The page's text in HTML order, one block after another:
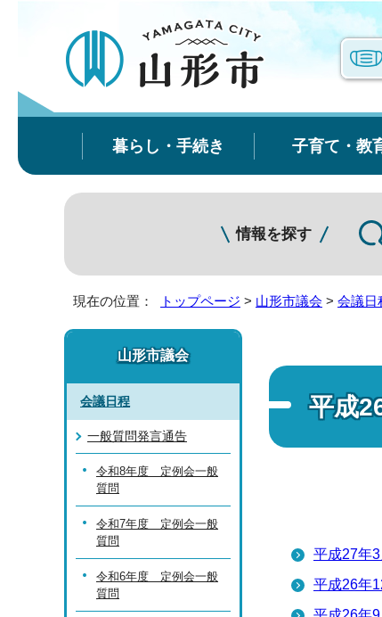
暮らし・手続き 子育て・教
情報を探す
現在の位置： トップページ > 山形市議会 > 会議日
平成
平成27年
平成26年
山形市議会
会議日程
一般質問発言通告
令和8年度 定例会一般
質問
令和7年度 定例会一般
質問
令和6年度 定例会一般
質問